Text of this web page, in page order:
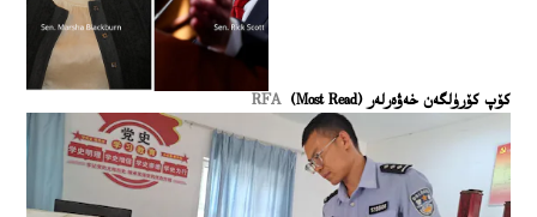
كۆپ كۆرۈلگەن خەۋەرلەر (Most Read) RFA